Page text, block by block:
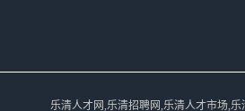
乐清人才网,乐清招聘网,乐清人才市场,乐